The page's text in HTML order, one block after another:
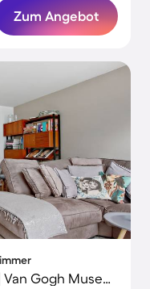
Zum Angebot
Tolle Wohnung mit Terrasse | Van Gogh Museum-Nähe